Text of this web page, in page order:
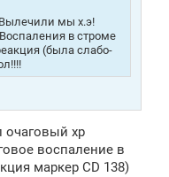
мы х.э!
в строме
(была слабо-
очаговый хр
воспаление в
маркер CD 138)